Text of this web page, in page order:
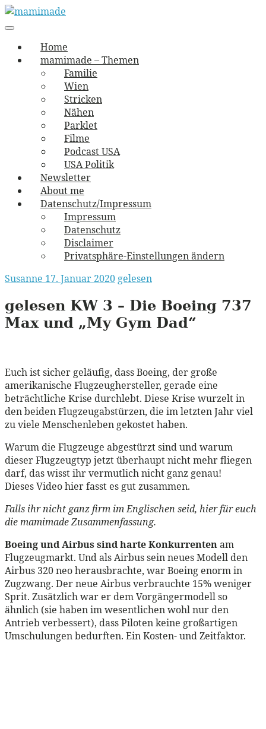
Skip
to
mamimade
vernäht und zugetextet
navigation
Menu
Home
mamimade – Themen
Familie
Wien
Stricken
Nähen
Parklet
Filme
Podcast USA
USA Politik
Newsletter
About me
Datenschutz/Impressum
Impressum
Datenschutz
Disclaimer
Privatsphäre-Einstellungen ändern
Susanne 17. Januar 2020 gelesen
gelesen KW3 – Die Boeing 737
Max und „My Gym Dad“
Euch ist sicher geläufig, dass Boeing, der große
amerikanische Flugzeughersteller, gerade eine
beträchtliche Krise durchlebt. Diese Krise wurzelt in
den beiden Flugzeugabstürzen, die im letzten Jahr viel
zu viele Menschenleben gekostet haben.
Warum die Flugzeuge abgestürzt sind und warum
dieser Flugzeugtyp jetzt überhaupt nicht mehr fliegen
darf, das wisst ihr vermutlich nicht ganz genau!
Dieses Video hier fasst es gut zusammen.
Falls ihr nicht ganz firm im Englischen seid, hier für euch
die mamimade Zusammenfassung.
Boeing und Airbus sind harte Konkurrentenam
Flugzeugmarkt. Und als Airbus sein neues Modell den
Airbus 320 neo herausbrachte, war Boeing enorm in
Zugzwang. Der neue Airbus verbrauchte 15% weniger
Sprit. Zusätzlich war er dem Vorgängermodell so
ähnlich (sie haben im wesentlichen wohl nur den
Antrieb verbessert), dass Piloten keine großartigen
Umschulungen bedurften. Ein Kosten- und Zeitfaktor.